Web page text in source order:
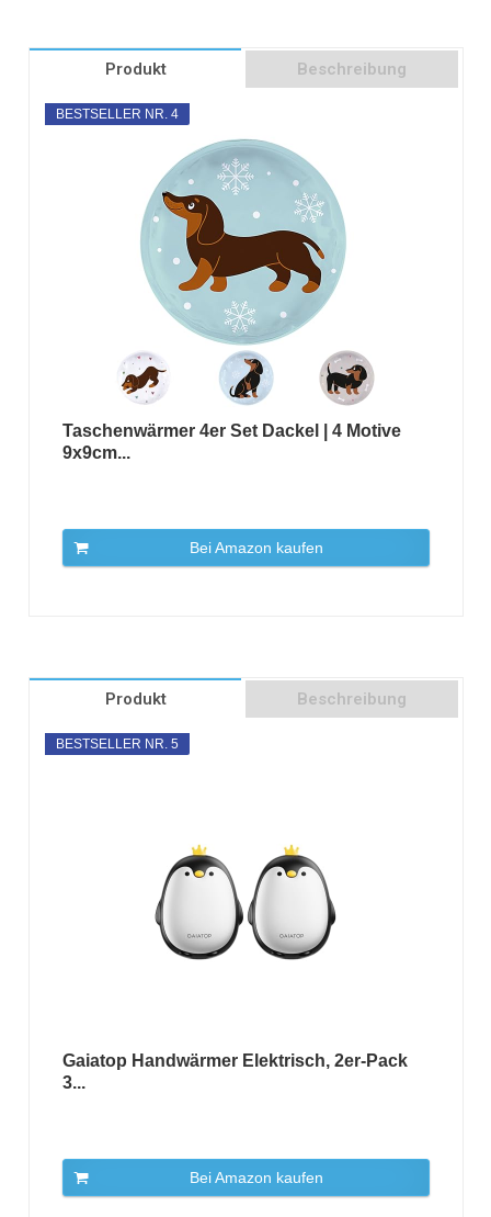
Produkt Beschreibung
BESTSELLER NR. 4
Taschenwärmer 4er Set Dackel | 4 Motive
9x9cm...
Bei Amazon kaufen
Produkt Beschreibung
BESTSELLER NR. 5
Gaiatop Handwärmer Elektrisch, 2er-Pack
3...
Bei Amazon kaufen